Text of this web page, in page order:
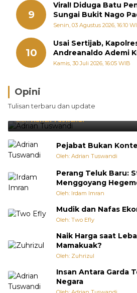
9
Viral! Diduga Batu
Sungai Bukit Nago
Warga Khawatir
Senin, 03 Agustus 2026, 16:10
10
Usai Sertijab,
Andreanaldo Ademi
Mamak Bahas
Kamis, 30 Juli 2026, 16:05 WIB
Opini
Tulisan terbaru dan update
Brasil Lebih Diunggulkan,
Punya Cara Membuat Kejutan
Oleh:Adrian Tuswandi
Pejabat Bukan
Oleh: Adrian Tuswandi
Perang Teluk Baru:
Menggoyang
Oleh: Irdam Imran
Mudik dan Nafas
Oleh: Two Efly
Naik Harga saat
Mamakuak?
Oleh: Zuhrizul
Insan Antara Garda
Negara